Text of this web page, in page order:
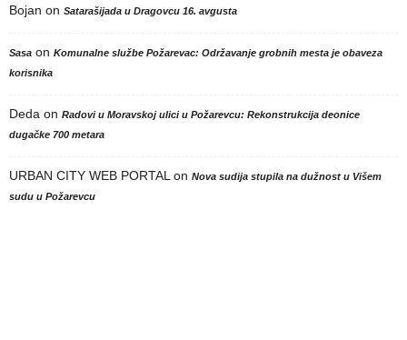
Bojan on Satarašijada u Dragovcu 16. avgusta
Sasa on Komunalne službe Požarevac: Održavanje grobnih mesta je obaveza
korisnika
Deda on Radovi u Moravskoj ulici u Požarevcu: Rekonstrukcija deonice
dugačke 700 metara
URBAN CITY WEB PORTAL on Nova sudija stupila na dužnost u Višem
sudu u Požarevcu